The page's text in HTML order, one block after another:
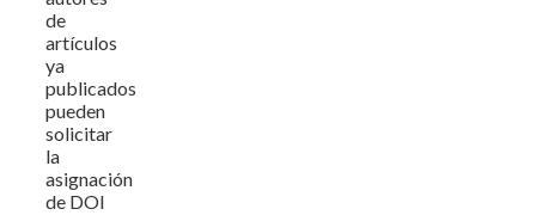
de
artículos
ya
publicados
pueden
solicitar
la
asignación
de DOI